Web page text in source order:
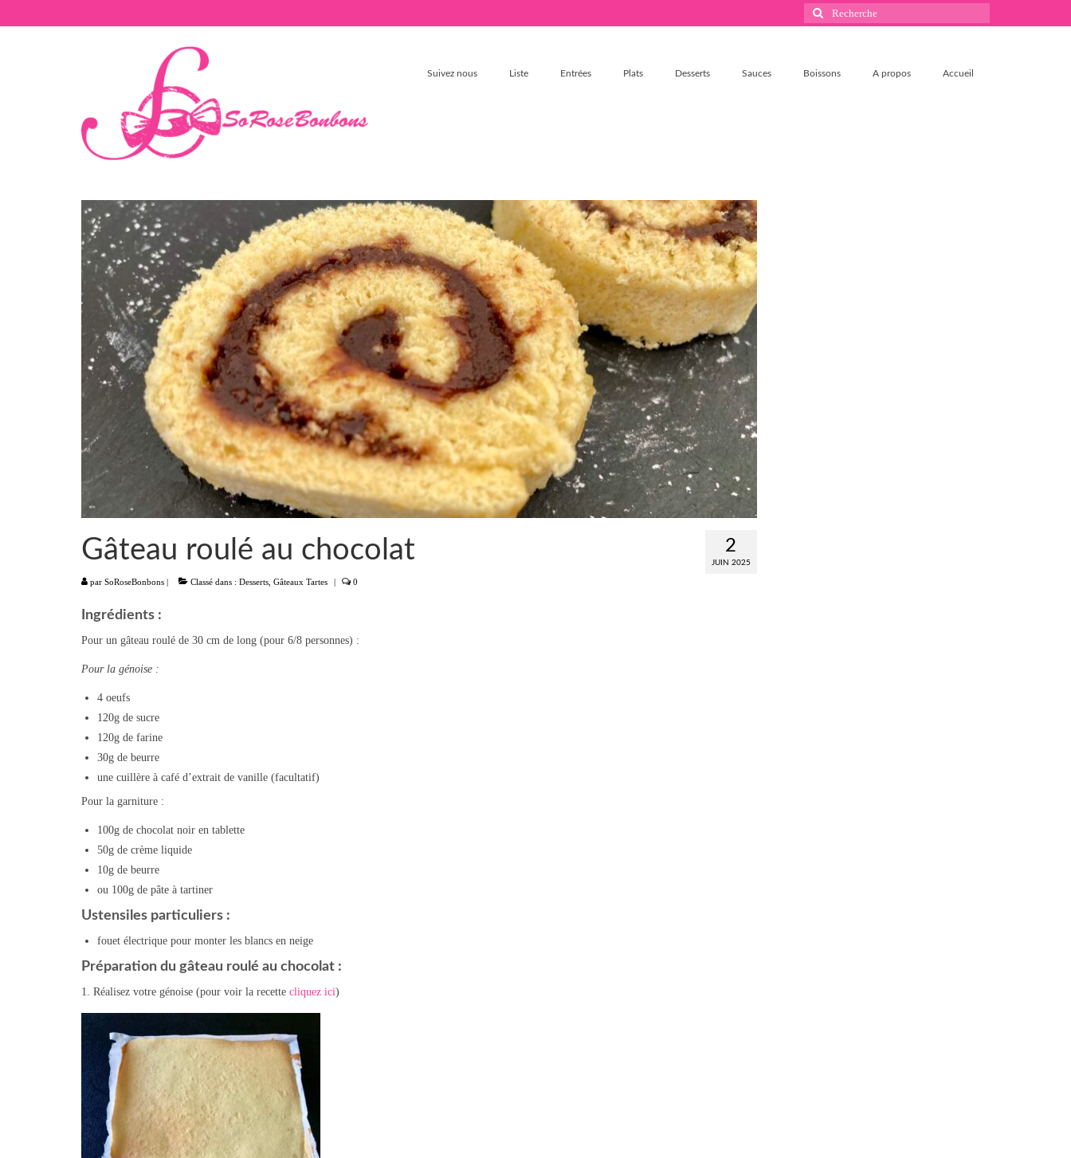
Rechercher
:
Suivez nous Liste Entrées Plats Desserts Sauces Boissons A propos Accueil
2
JUIN 2025
Gâteau roulé au chocolat
par SoRoseBonbons Classé dans : Desserts Gâteaux Tartes 0
Ingrédients :
Pour un gâteau roulé de 30 cm de long (pour 6/8 personnes) :
Pour la génoise :
4 oeufs
120g de sucre
120g de farine
30g de beurre
une cuillère à café d’extrait de vanille (facultatif)
Pour la garniture :
100g de chocolat noir en tablette
50g de crème liquide
10g de beurre
ou 100g de pâte à tartiner
Ustensiles particuliers :
fouet électrique pour monter les blancs en neige
Préparation du gâteau roulé au chocolat :
1. Réalisez votre génoise (pour voir la recette cliquez ici)